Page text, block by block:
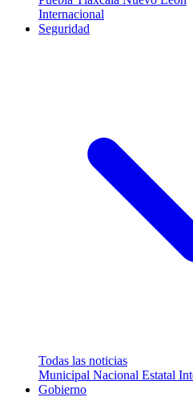
Internacional
Seguridad
Todas las noticias
Municipal Nacional Estatal
Gobierno